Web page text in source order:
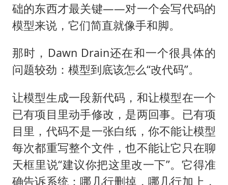
础的东西才最关键——对一个会写代码的
模型来说，它们简直就像手和脚。
那时，Dawn Drain还在和一个很具体的
问题较劲：模型到底该怎么“改代码”。
让模型生成一段新代码，和让模型在一个
已有项目里动手修改，是两回事。已有项
目里，代码不是一张白纸，你不能让模型
每次都重写整个文件，也不能让它只在聊
天框里说“建议你把这里改一下”。它得准
确告诉系统：哪几行删掉，哪几行加上，